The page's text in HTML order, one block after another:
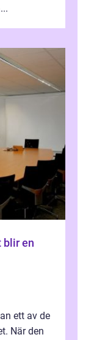
ett av de
När den